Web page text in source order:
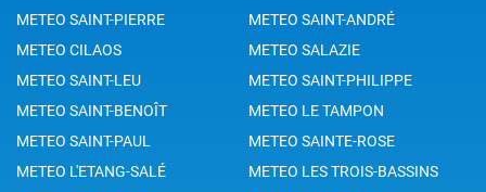
METEO SAINT-PIERRE
METEO SAINT-ANDRÉ
METEO CILAOS
METEO SALAZIE
METEO SAINT-LEU
METEO SAINT-PHILIPPE
METEO SAINT-BENOÎT
METEO LE TAMPON
METEO SAINT-PAUL
METEO SAINTE-ROSE
METEO L'ETANG-SALÉ
METEO LES TROIS-BASSINS